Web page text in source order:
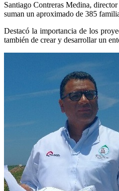
Santiago Contreras Medina,
suman un aproximado de 385
Destacó la importancia de los
también de crear y desarrollar un